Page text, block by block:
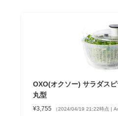
OXO(オクソー) サラダス
丸型
¥3,755 （2024/04/19 21:22時点 |